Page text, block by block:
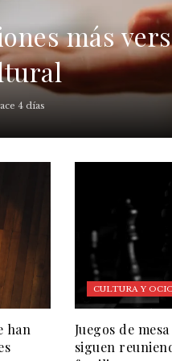
más
4 días
han
CULTURA Y
Juegos de
siguen